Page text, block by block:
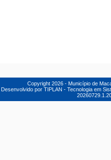
Copyright 2026 - Município de
Desenvolvido por TIPLAN - Tecnologia em